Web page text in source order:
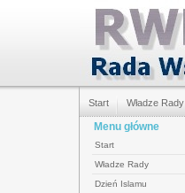
Start Władze Rady
Menu główne
Start
Władze Rady
Dzień Islamu